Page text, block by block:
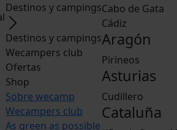
Destinos y campings
Destinos y campings
Wecampers club
Ofertas
Shop
Sobre wecamp
Wecampers club
As green as possible
Cabo de Gata
Cádiz
Aragón
Pirineos
Asturias
Cudillero
Cataluña